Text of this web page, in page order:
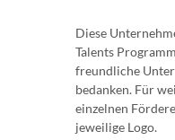
Diese
Talents
freundliche
bedanken. Für
einzelnen
jeweilige Logo.